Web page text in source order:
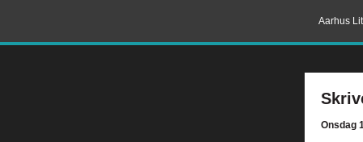
Aarhus
Onsdag